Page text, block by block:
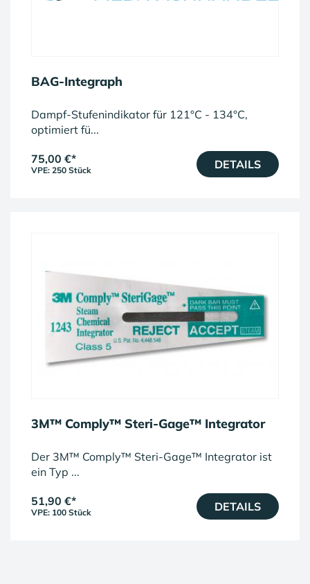
BAG-Integraph
Dampf-Stufenindikator für 121°C - 134°C,
optimiert fü...
75,00 €*
VPE: 250 Stück DETAILS
3M™ Comply™ Steri-Gage™ Integrator
Der 3M™ Comply™ Steri-Gage™ Integrator ist
ein Typ ...
51,90 €*
VPE: 100 Stück DETAILS